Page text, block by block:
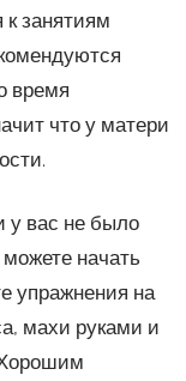
к занятиям
время
что у матери
у вас не было
начать
упражнения на
махи руками и